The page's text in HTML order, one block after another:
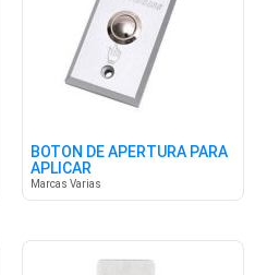
BOTON DE APERTURA PARA
APLICAR
Marcas Varias